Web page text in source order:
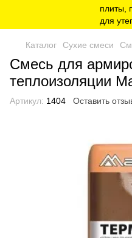
Каталог Сухие смеси
Смесь для
теплоизоляции
Артикул: 1404 Оставить